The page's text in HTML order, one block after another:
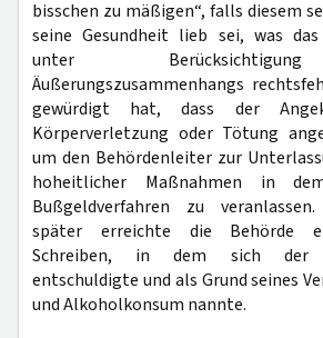
bisschen zu mäßigen“, falls diesem
seine Gesundheit lieb sei, was
unter
Äußerungszusammenhangs
gewürdigt hat, dass der
Körperverletzung oder Tötung
um den Behördenleiter zur
hoheitlicher Maßnahmen in
Bußgeldverfahren zu
später erreichte die Behörde
Schreiben, in dem sich der
entschuldigte und als Grund seines
und Alkoholkonsum nannte.